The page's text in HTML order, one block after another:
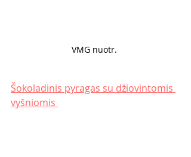
VMG nuotr.
Šokoladinis pyragas su džiovintomis
vyšniomis